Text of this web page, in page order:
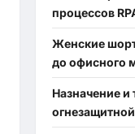
процессов
Женские
до офисного
Назначение и